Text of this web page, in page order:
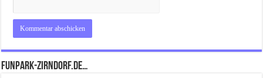
Funpark-Zirndorf.de…